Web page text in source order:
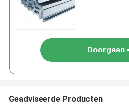
Doorgaan
Geadviseerde Producten